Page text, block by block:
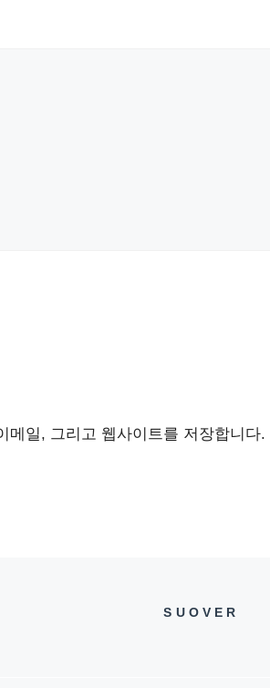
메일, 그리고 웹사이트를 저장합니다.
SUOVER